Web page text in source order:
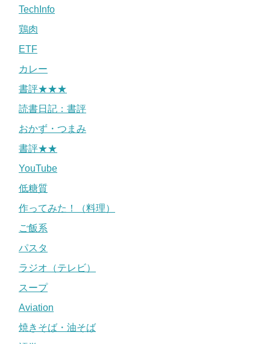
TechInfo
鶏肉
ETF
カレー
書評★★★
読書日記：書評
おかず・つまみ
書評★★
YouTube
低糖質
作ってみた！（料理）
ご飯系
パスタ
ラジオ（テレビ）
スープ
Aviation
焼きそば・油そば